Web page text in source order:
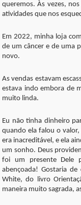
queremos. Às vezes,
atividades que nos
Em 2022, minha loja
de um câncer e de uma
novo.
As vendas estavam
estava indo embora de
muito linda.
Eu não tinha dinheiro
quando ela falou o
era inacreditável, e ela
um sonho. Deus
foi um presente Dele
abençoada! Gostaria
White, do livro
maneira muito sagrada,